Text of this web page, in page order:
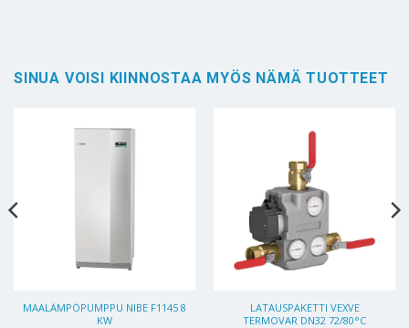
SINUA VOISI KIINNOSTAA MYÖS NÄMÄ TUOTTEET
MAALÄMPÖPUMPPU NIBE F1145 8
KW
LATAUSPAKETTI VEXVE
TERMOVAR DN32 72/80°C